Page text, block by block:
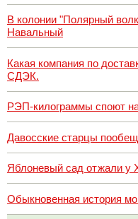
В колонии "Полярный
Навальный
Какая компания по
СДЭК.
РЭП-килограммы споют
Давосские старцы
Яблоневый сад отжали у
Обыкновенная история